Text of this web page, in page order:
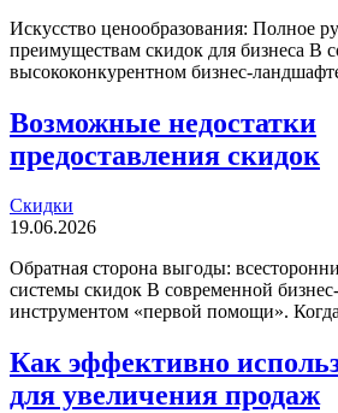
Искусство ценообразования: Полное
преимуществам скидок для бизнеса В
высококонкурентном бизнес-
Возможные недостатки
предоставления скидок
Скидки
19.06.2026
Обратная сторона выгоды:
системы скидок В современной
инструментом «первой помощи».
Как эффективно
для увеличения продаж